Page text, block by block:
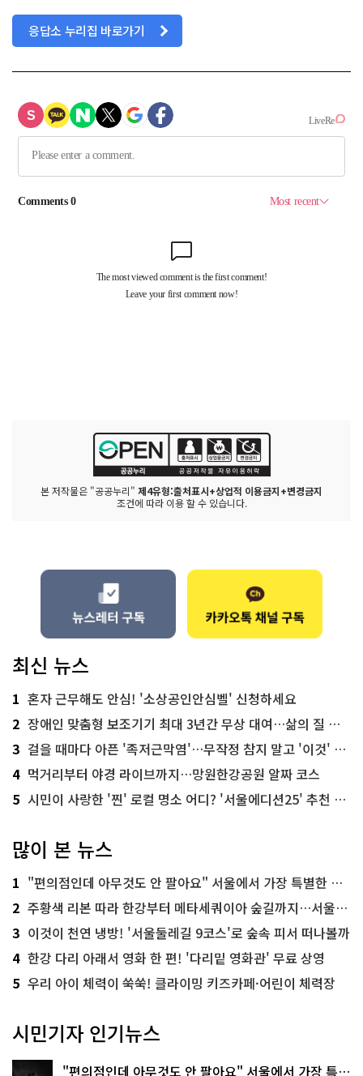
응답소 누리집 바로가기
본 저작물은 "공공누리" 제4유형:출처표시+상업적 이용금지+변경금지
조건에 따라 이용 할 수 있습니다.
최신 뉴스
1 혼자 근무해도 안심! '소상공인안심벨' 신청하세요
2 장애인 맞춤형 보조기기 최대 3년간 무상 대여…삶의 질 높인다
3 걸을 때마다 아픈 '족저근막염'…무작정 참지 말고 '이것' 해보세요!
4 먹거리부터 야경 라이브까지…망원한강공원 알짜 코스
5 시민이 사랑한 '찐' 로컬 명소 어디? '서울에디션25' 추천 코스
많이 본 뉴스
1 "편의점인데 아무것도 안 팔아요" 서울에서 가장 특별한 편의점의 정체
2 주황색 리본 따라 한강부터 메타세쿼이아 숲길까지…서울둘레길 15코스
3 이것이 천연 냉방! '서울둘레길 9코스'로 숲속 피서 떠나볼까
4 한강 다리 아래서 영화 한 편! '다리밑 영화관' 무료 상영
5 우리 아이 체력이 쑥쑥! 클라이밍 키즈카페·어린이 체력장
시민기자 인기뉴스
"편의점인데 아무것도 안 팔아요" 서울에서 가장 특별